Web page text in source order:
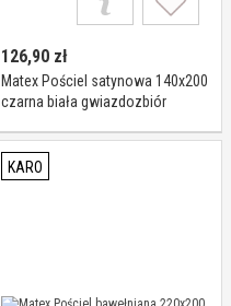
126,90 zł
Matex Pościel satynowa 140x200
czarna biała gwiazdozbiór
Exclusive 2
KARO